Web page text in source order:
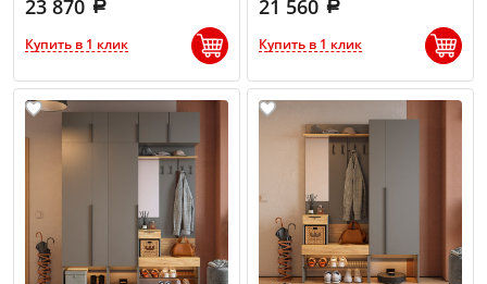
23 870
Купить в 1 клик
21 560
Купить в 1 клик